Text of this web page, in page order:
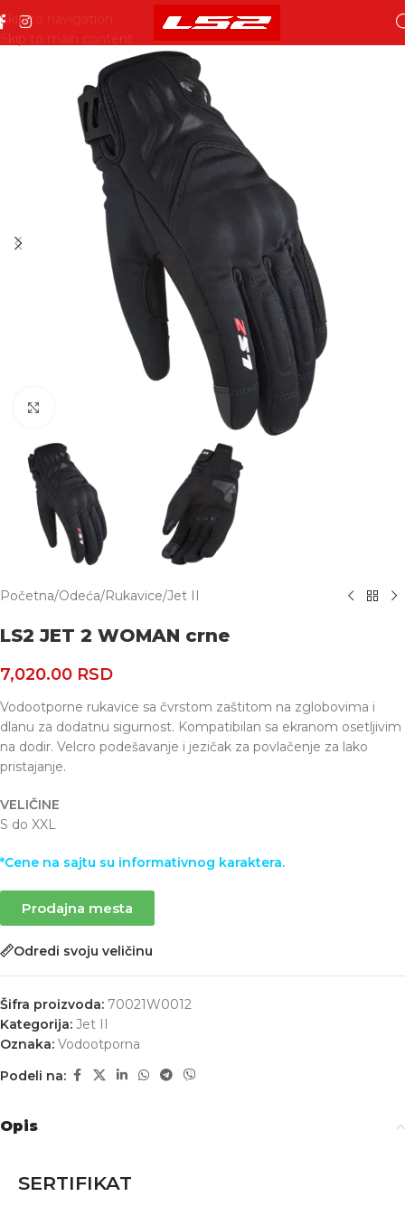
Skip to navigation
Skip to main content
Početna/Odeća/Rukavice/Jet II
LS2 JET 2 WOMAN crne
7,020.00 RSD
Vodootporne rukavice sa čvrstom zaštitom na zglobovima i
dlanu za dodatnu sigurnost. Kompatibilan sa ekranom osetljivim
na dodir. Velcro podešavanje i jezičak za povlačenje za lako
pristajanje.
VELIČINE
S do XXL
*Cene na sajtu su informativnog karaktera.
Prodajna mesta
Odredi svoju veličinu
Šifra proizvoda: 70021W0012
Kategorija: Jet II
Oznaka: Vodootporna
Podeli na:
Opis
SERTIFIKAT